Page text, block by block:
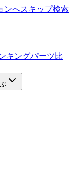
ンへスキップ検索
キングパーツ比